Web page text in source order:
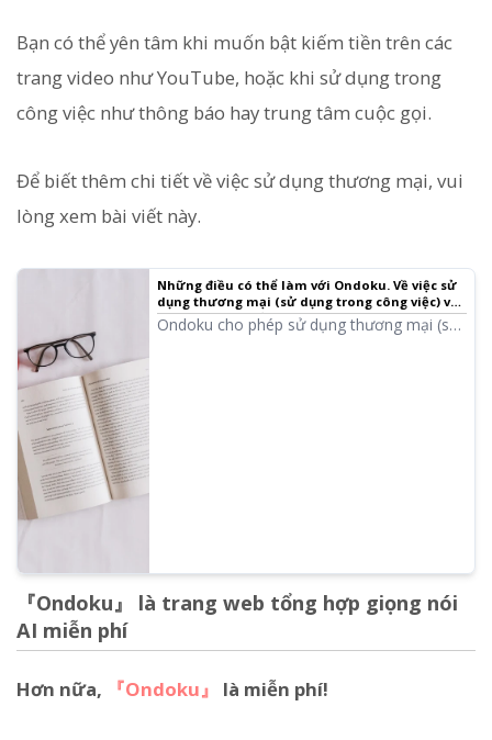
Bạn có thể yên tâm khi muốn bật kiếm tiền trên các
trang video như YouTube, hoặc khi sử dụng trong
công việc như thông báo hay trung tâm cuộc gọi.
Để biết thêm chi tiết về việc sử dụng thương mại, vui
lòng xem bài viết này.
Những điều có thể làm với Ondoku. Về việc sử
dụng thương mại (sử dụng trong công việc) và
các hành vi bị cấm.
Ondoku cho phép sử dụng thương mại (sử
『Ondoku』 là trang web tổng hợp giọng nói
AI miễn phí
Hơn nữa, 『Ondoku』 là miễn phí!